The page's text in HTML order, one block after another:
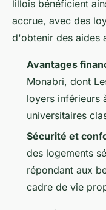
lillois bénéficient
accrue, avec des
d'obtenir des aides
Avantages
Monabri, dont
loyers inférieurs
universitaires
Sécurité et
des logements
répondant aux
cadre de vie